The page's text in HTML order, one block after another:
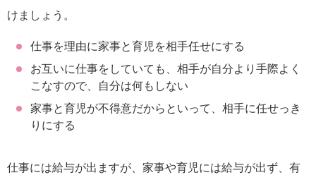
けましょう。
仕事を理由に家事と育児を相手任せにする
お互いに仕事をしていても、相手が自分より手際よく
こなすので、自分は何もしない
家事と育児が不得意だからといって、相手に任せっき
りにする
仕事には給与が出ますが、家事や育児には給与が出ず、有